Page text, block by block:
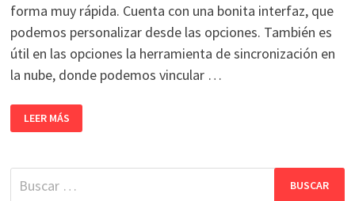
forma muy rápida. Cuenta con una bonita interfaz, que
podemos personalizar desde las opciones. También es
útil en las opciones la herramienta de sincronización en
la nube, donde podemos vincular …
GESTOR
DE
TAREAS
LINUX
LEER MÁS
Buscar: